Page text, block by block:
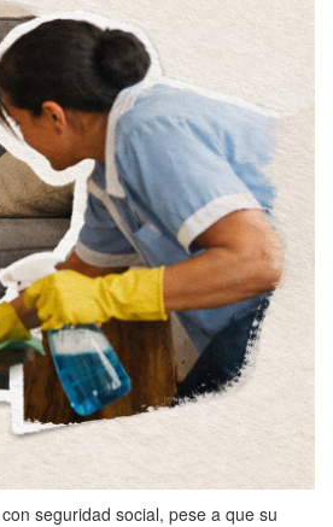
seguridad social, pese a que su